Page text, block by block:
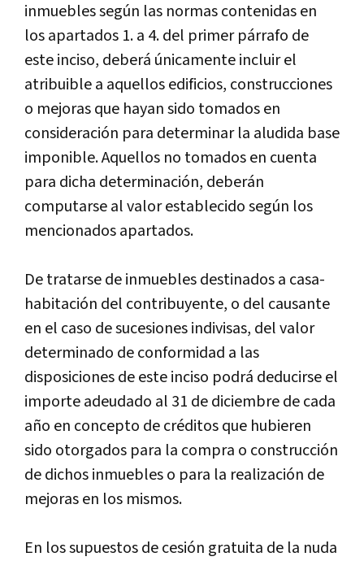
inmuebles según las normas contenidas en
los apartados 1. a 4. del primer párrafo de
este inciso, deberá únicamente incluir el
atribuible a aquellos edificios, construcciones
o mejoras que hayan sido tomados en
consideración para determinar la aludida base
imponible. Aquellos no tomados en cuenta
para dicha determinación, deberán
computarse al valor establecido según los
mencionados apartados.
De tratarse de inmuebles destinados a casa-
habitación del contribuyente, o del causante
en el caso de sucesiones indivisas, del valor
determinado de conformidad a las
disposiciones de este inciso podrá deducirse el
importe adeudado al 31 de diciembre de cada
año en concepto de créditos que hubieren
sido otorgados para la compra o construcción
de dichos inmuebles o para la realización de
mejoras en los mismos.
En los supuestos de cesión gratuita de la nuda